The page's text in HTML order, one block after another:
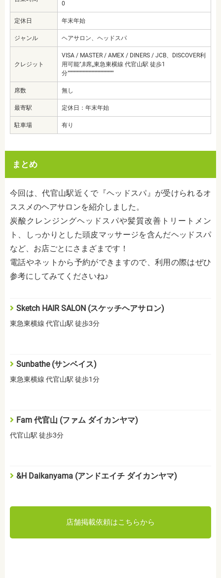
0
定休日 年末年始
ジャンル ヘアサロン、ヘッドスパ
クレジット
VISA / MASTER / AMEX / DINERS / JCB、DISCOVER利
用可能",8席,,東急東横線 代官山駅 徒歩1
分"""""""""""""""""""""""""""""""
席数 無し
最寄駅 定休日：年末年始
駐車場 有り
まとめ
今回は、代官山駅近くで『ヘッドスパ』が受けられるオ
ススメのヘアサロンを紹介しました。
炭酸クレンジングヘッドスパや髪質改善トリートメン
ト、しっかりとした頭皮マッサージを含んだヘッドスパ
など、お店ごとにさまざまです！
電話やネットから予約ができますので、利用の際はぜひ
参考にしてみてくださいね♪
Sketch HAIR SALON (スケッチヘアサロン)
東急東横線 代官山駅 徒歩3分
Sunbathe (サンベイス)
東急東横線 代官山駅 徒歩1分
Fam 代官山 (ファム ダイカンヤマ)
代官山駅 徒歩3分
&H Daikanyama (アンドエイチ ダイカンヤマ)
店舗掲載依頼はこちらから